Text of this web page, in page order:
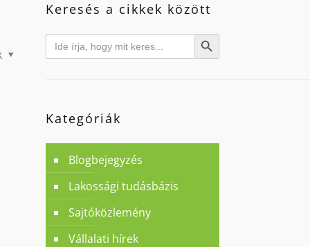
Keresés a cikkek között
Search
for: Search Button
Kategóriák
Blogbejegyzés
Lakossági tudásbázis
Sajtóközlemény
Vállalati hírek